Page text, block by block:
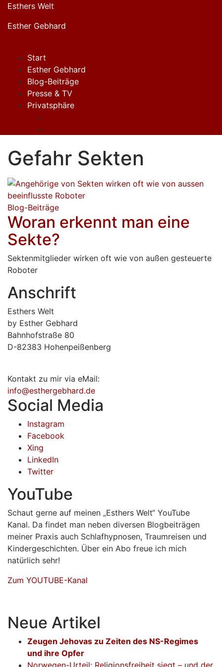
Zum
springen
Esthers Welt
Esther Gebhard
Start
Esther Gebhard
Blog-Beiträge
Presse & TV
Privatsphäre
Gefahr Sekten
Blog-Beiträge
Woran erkennt man eine
Sekte?
Sektenmitglieder wirken oft wie von außen gesteuerte
Roboter
Anschrift
Esthers Welt
by Esther Gebhard
Bahnhofstraße 80
D-82383 Hohenpeißenberg
Kontakt zu mir via eMail:
info@esthergebhard.de
Social Media
Instagram
Facebook
Xing
LinkedIn
Twitter
YouTube
Schaut gerne auf meinen „Esthers Welt“ YouTube
Kanal. Da findet man neben diversen Blogbeiträgen
meiner Praxis auch Schlafhypnosen, Traumreisen und
Kindergeschichten. Über ein Abo freue ich mich
natürlich sehr!
Zum YOUTUBE-Kanal
Neue Artikel
Zeugen Jehovas zu Zeiten des NS-Regimes
und ihre Opfer
Norwegen-Urteil: Religionsfreiheit siegt – und der